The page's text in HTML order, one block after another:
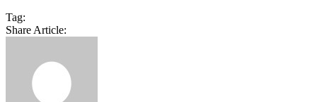
Tag:
Share Article: